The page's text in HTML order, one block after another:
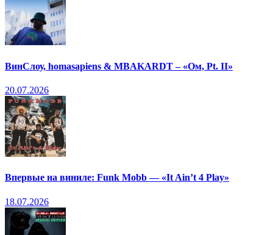
ВинСлоу, homasapiens & MBAKARDT – «Ом, Pt. II»
20.07.2026
Впервые на виниле: Funk Mobb — «It Ain’t 4 Play»
18.07.2026